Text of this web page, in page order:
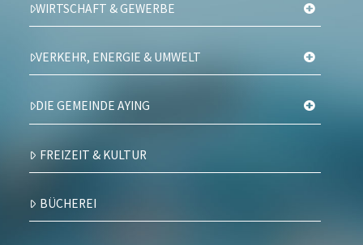
WIRTSCHAFT & GEWERBE
VERKEHR, ENERGIE & UMWELT
DIE GEMEINDE AYING
FREIZEIT & KULTUR
BÜCHEREI